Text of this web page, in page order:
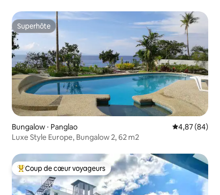
Superhôte
Superhôte
Bungalow ⋅ Panglao Évaluation
4,87 (84)
Luxe Style Europe, Bungalow 2, 62 m2
Coups de cœur voyageurs les plus appréciés
Coup de cœur voyageurs